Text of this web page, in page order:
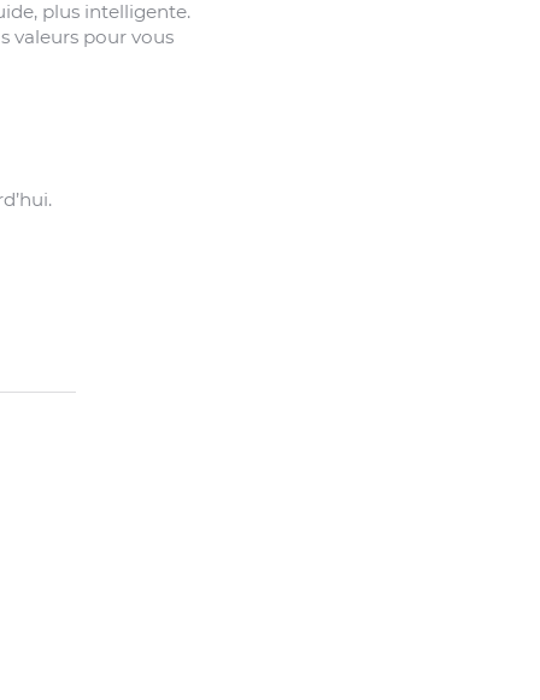
plus intelligente.
valeurs pour vous